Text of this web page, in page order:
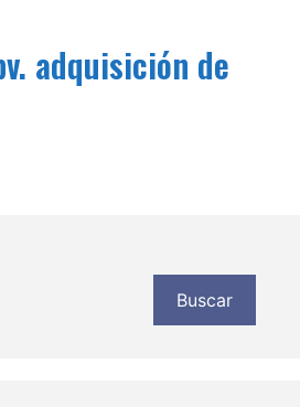
adquisición de
Buscar